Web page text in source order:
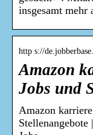
insgesamt
http s://
Amazon
Jobs und
Amazon